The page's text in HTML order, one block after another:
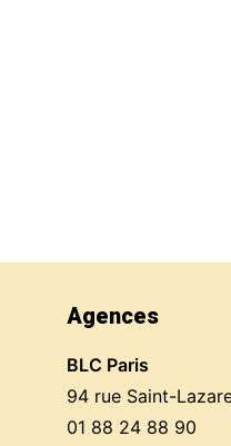
Agences
BLC Paris
94 rue Saint-
01 88 24 88 90